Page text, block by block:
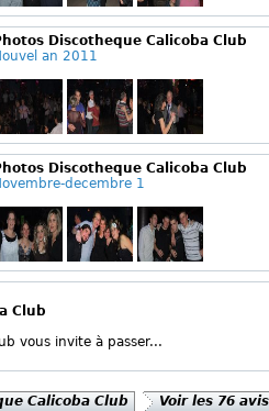
Discotheque Calicoba Club
an 2011
Discotheque Calicoba Club
decembre 1
Club
vous invite à passer...
Calicoba Club
Voir les 76 avis